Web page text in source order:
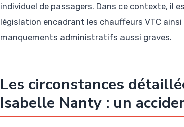
individuel de passagers. Dans ce contexte, il
législation encadrant les chauffeurs VTC
manquements administratifs aussi graves.
Les circonstances
Isabelle Nanty : un